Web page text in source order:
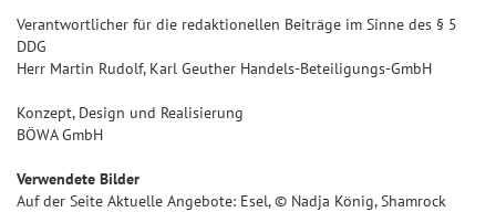
Verantwortlicher für die redaktionellen Beiträge im Sinne des § 5
DDG
Herr Martin Rudolf, Karl Geuther Handels-Beteiligungs-GmbH
Konzept, Design und Realisierung
BÖWA GmbH
Verwendete Bilder
Auf der Seite Aktuelle Angebote: Esel, © Nadja König, Shamrock